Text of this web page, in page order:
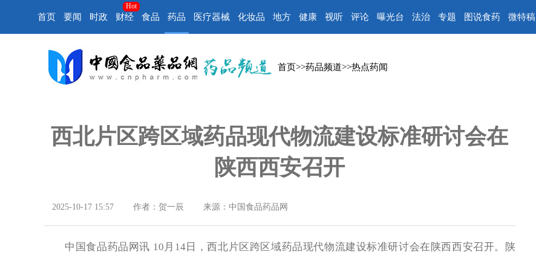
首页 要闻 时政 财经
Hot
食品 药品 医疗器械 化妆品 地方 健康 视听 评论 曝光台 法治 专题 图说食药 微特稿
首页>>药品频道>>热点药闻
西北片区跨区域药品现代物流建设标准研讨会在
陕西西安召开
2025-10-17 15:57 作者：贺一辰 来源：中国食品药品网
中国食品药品网讯 10月14日，西北片区跨区域药品现代物流建设标准研讨会在陕西西安召开。陕